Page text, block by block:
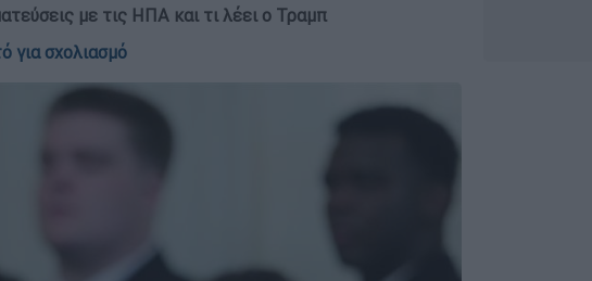
με τις ΗΠΑ και τι λέει ο Τραμπ
για σχολιασμό